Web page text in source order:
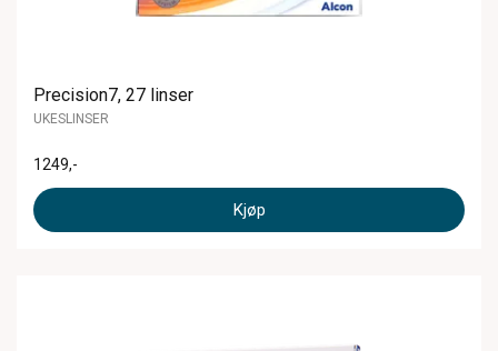
Precision7, 27 linser
UKESLINSER
1249,-
Kjøp